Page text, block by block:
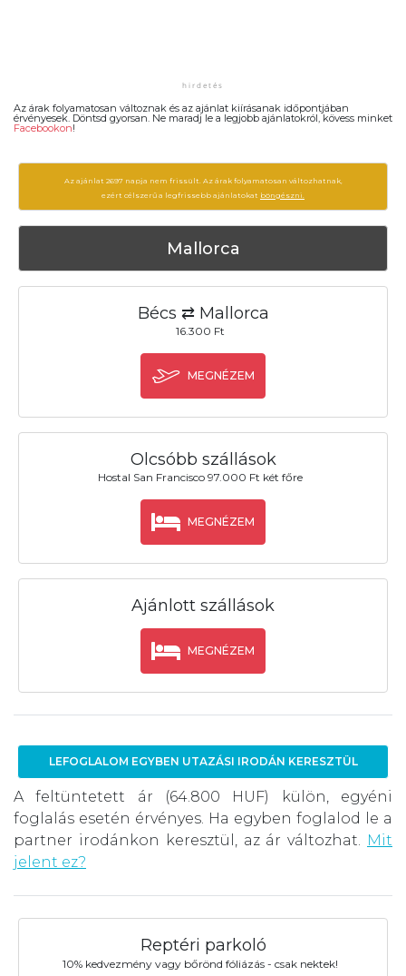
Az árak folyamatosan változnak és az ajánlat kiírásanak időpontjában
érvényesek. Döntsd gyorsan. Ne maradj le a legjobb ajánlatokról, kövess minket
Facebookon!
Az ajánlat 2697 napja nem frissült. Az árak folyamatosan változhatnak,
ezért célszerű a legfrissebb ajánlatokat böngészni.
Mallorca
Bécs ⇄ Mallorca
16.300 Ft
MEGNÉZEM
Olcsóbb szállások
Hostal San Francisco 97.000 Ft két főre
MEGNÉZEM
Ajánlott szállások
MEGNÉZEM
LEFOGLALOM EGYBEN UTAZÁSI IRODÁN KERESZTÜL
A feltüntetett ár (64.800 HUF) külön, egyéni
foglalás esetén érvényes. Ha egyben foglalod le a
partner irodánkon keresztül, az ár változhat. Mit
jelent ez?
Reptéri parkoló
10% kedvezmény vagy bőrönd fóliázás - csak nektek!